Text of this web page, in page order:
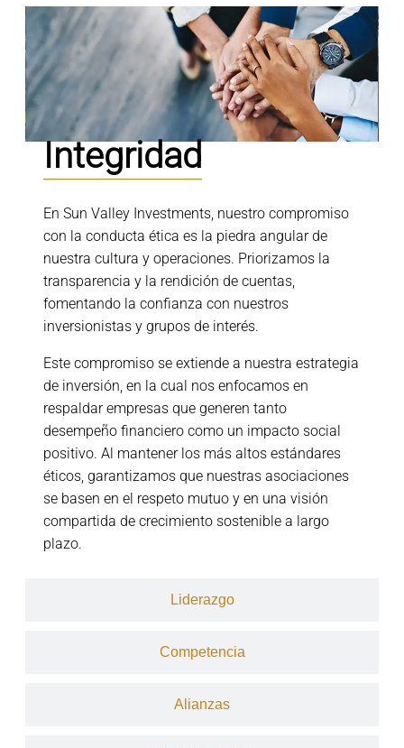
Liderazgo
Competencia
Alianzas
Integridad
En Sun Valley Investments, nuestro compromiso
con la conducta ética es la piedra angular de
nuestra cultura y operaciones. Priorizamos la
transparencia y la rendición de cuentas,
fomentando la confianza con nuestros
inversionistas y grupos de interés.
Este compromiso se extiende a nuestra estrategia
de inversión, en la cual nos enfocamos en
respaldar empresas que generen tanto
desempeño financiero como un impacto social
positivo. Al mantener los más altos estándares
éticos, garantizamos que nuestras asociaciones
se basen en el respeto mutuo y en una visión
compartida de crecimiento sostenible a largo
plazo.